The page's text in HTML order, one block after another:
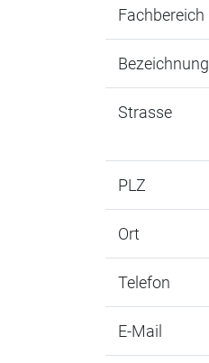
Fachbereich
Bezeichnung
Strasse
PLZ
Ort
Telefon
E-Mail